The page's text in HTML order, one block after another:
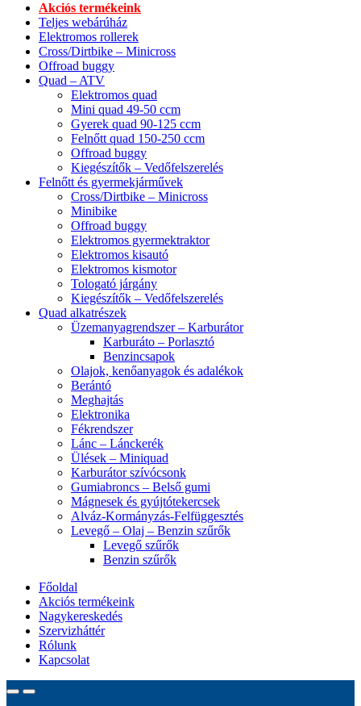
Akciós termékeink
Teljes webárúház
Elektromos rollerek
Cross/Dirtbike – Minicross
Offroad buggy
Quad – ATV
Elektromos quad
Mini quad 49-50 ccm
Gyerek quad 90-125 ccm
Felnőtt quad 150-250 ccm
Offroad buggy
Kiegészítők – Vedőfelszerelés
Felnőtt és gyermekjárművek
Cross/Dirtbike – Minicross
Minibike
Offroad buggy
Elektromos gyermektraktor
Elektromos kisautó
Elektromos kismotor
Tologató járgány
Kiegészítők – Vedőfelszerelés
Quad alkatrészek
Üzemanyagrendszer – Karburátor
Karburáto – Porlasztó
Benzincsapok
Olajok, kenőanyagok és adalékok
Berántó
Meghajtás
Elektronika
Fékrendszer
Lánc – Lánckerék
Ülések – Miniquad
Karburátor szívócsonk
Gumiabroncs – Belső gumi
Mágnesek és gyújtótekercsek
Alváz-Kormányzás-Felfüggesztés
Levegő – Olaj – Benzin szűrők
Levegő szűrők
Benzin szűrők
Főoldal
Akciós termékeink
Nagykereskedés
Szervizháttér
Rólunk
Kapcsolat